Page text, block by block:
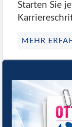
Starten Sie
MEHR